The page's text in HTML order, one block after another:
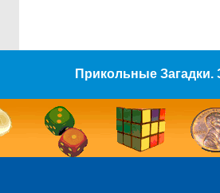
Прикольные Загадки.